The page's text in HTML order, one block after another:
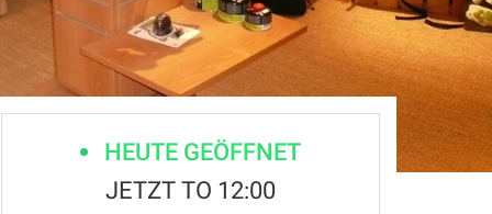
HEUTE GEÖFFNET
JETZT TO 12:00